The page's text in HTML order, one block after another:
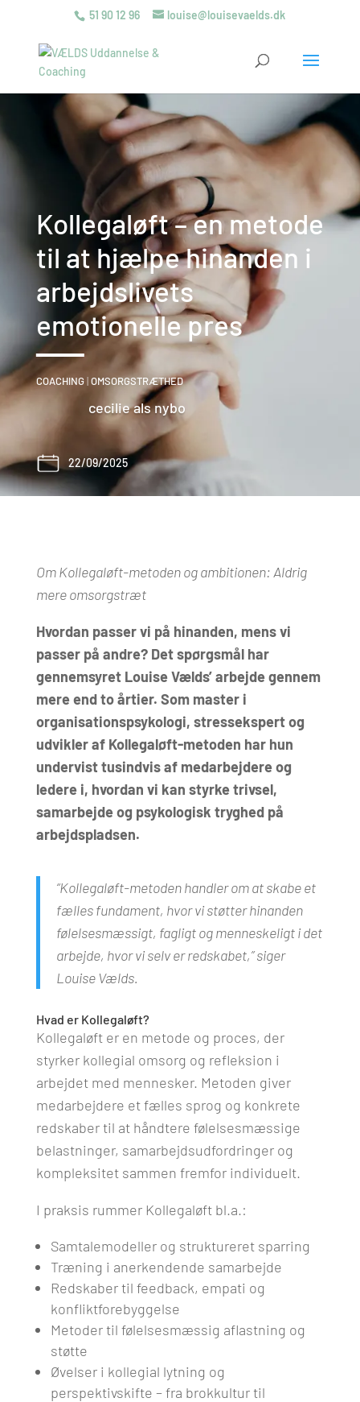
51 90 12 96 louise@louisevaelds.dk
Kollegaløft – en metode
til at hjælpe hinanden i
arbejdslivets
emotionelle pres
COACHING|OMSORGSTRÆTHED
cecilie als nybo
22/09/2025
Om Kollegaløft-metoden og ambitionen: Aldrig
mere omsorgstræt
Hvordan passer vi på hinanden, mens vi
passer på andre? Det spørgsmål har
gennemsyret Louise Vælds’ arbejde gennem
mere end to årtier. Som master i
organisationspsykologi, stressekspert og
udvikler af Kollegaløft-metoden har hun
undervist tusindvis af medarbejdere og
ledere i, hvordan vi kan styrke trivsel,
samarbejde og psykologisk tryghed på
arbejdspladsen.
“Kollegaløft-metoden handler om at skabe et
fælles fundament, hvor vi støtter hinanden
følelsesmæssigt, fagligt og menneskeligt i det
arbejde, hvor vi selv er redskabet,” siger
Louise Vælds.
Hvad er Kollegaløft?
Kollegaløft er en metode og proces, der
styrker kollegial omsorg og refleksion i
arbejdet med mennesker. Metoden giver
medarbejdere et fælles sprog og konkrete
redskaber til at håndtere følelsesmæssige
belastninger, samarbejdsudfordringer og
kompleksitet sammen fremfor individuelt.
I praksis rummer Kollegaløft bl.a.:
Samtalemodeller og struktureret sparring
Træning i anerkendende samarbejde
Redskaber til feedback, empati og
konfliktforebyggelse
Metoder til følelsesmæssig aflastning og
støtte
Øvelser i kollegial lytning og
perspektivskifte – fra brokkultur til